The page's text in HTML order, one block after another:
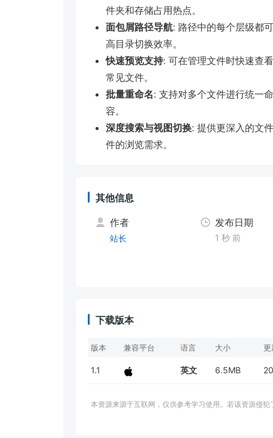
件夹和存储占用热点。
面包屑路径导航: 路径中的每个层级都
高目录切换效率。
快速预览支持: 可在管理文件时快速查
常见文件。
批量重命名: 支持对多个文件进行统一
容。
深度搜索与视图切换: 提供更深入的文
件的浏览需求。
其他信息
作者
站长
发布日期
1 秒 前
下载版本
版本 兼容平台 语言 大小 更
1.1 英文 6.5MB
本资源来源于互联网，仅供参考学习使用。若该资源侵